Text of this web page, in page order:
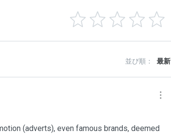
並び順： 最新
(adverts), even famous brands, deemed